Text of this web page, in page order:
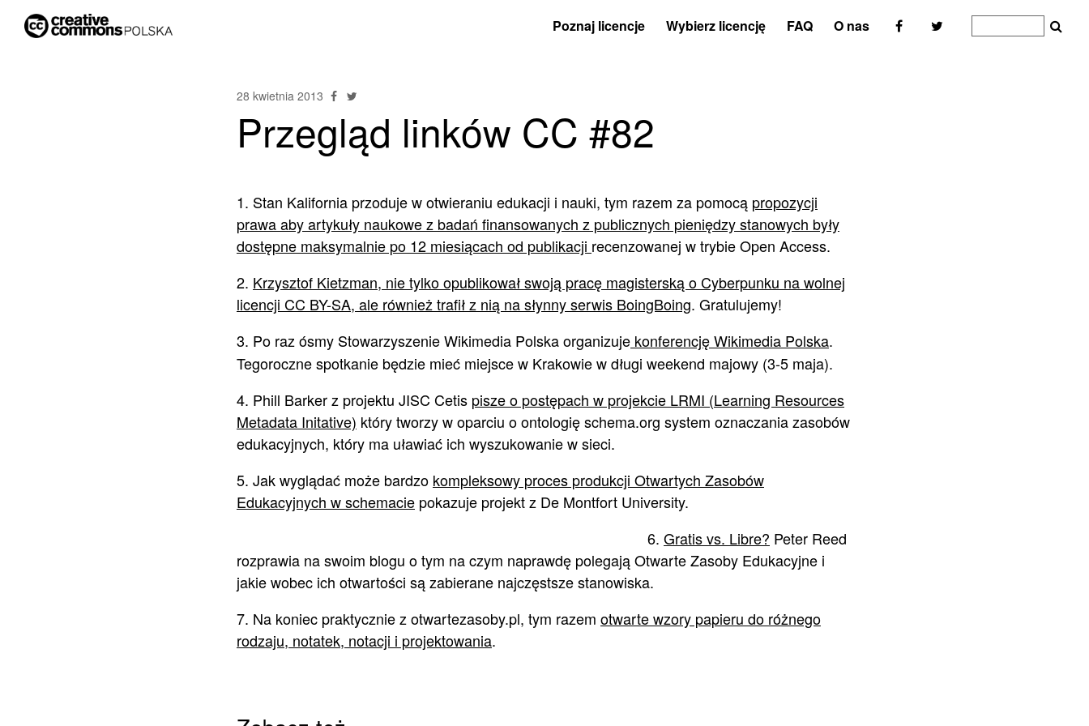
Poznaj licencje Wybierz licencję FAQ O nas
28 kwietnia 2013
Przegląd linków CC #82
1. Stan Kalifornia przoduje w otwieraniu edukacji i nauki, tym razem za pomocą propozycji
prawa aby artykuły naukowe z badań finansowanych z publicznych pieniędzy stanowych były
dostępne maksymalnie po 12 miesiącach od publikacji recenzowanej w trybie Open Access.
2. Krzysztof Kietzman, nie tylko opublikował swoją pracę magisterską o Cyberpunku na wolnej
licencji CC BY-SA, ale również trafił z nią na słynny serwis BoingBoing. Gratulujemy!
3. Po raz ósmy Stowarzyszenie Wikimedia Polska organizuje konferencję Wikimedia Polska.
Tegoroczne spotkanie będzie mieć miejsce w Krakowie w długi weekend majowy (3-5 maja).
4. Phill Barker z projektu JISC Cetis pisze o postępach w projekcie LRMI (Learning Resources
Metadata Initative) który tworzy w oparciu o ontologię schema.org system oznaczania zasobów
edukacyjnych, który ma uławiać ich wyszukowanie w sieci.
5. Jak wyglądać może bardzo kompleksowy proces produkcji Otwartych Zasobów
Edukacyjnych w schemacie pokazuje projekt z De Montfort University.
6. Gratis vs. Libre? Peter Reed
rozprawia na swoim blogu o tym na czym naprawdę polegają Otwarte Zasoby Edukacyjne i
jakie wobec ich otwartości są zabierane najczęstsze stanowiska.
7. Na koniec praktycznie z otwartezasoby.pl, tym razem otwarte wzory papieru do różnego
rodzaju, notatek, notacji i projektowania.